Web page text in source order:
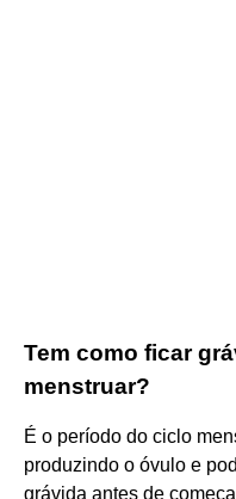
Tem como ficar
menstruar?
É o período do ciclo
produzindo o óvulo e
grávida antes de